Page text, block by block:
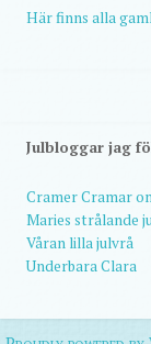
Här finns alla
Julbloggar jag
Cramer Cramar
Maries strålande
Våran lilla julvrå
Underbara Clara